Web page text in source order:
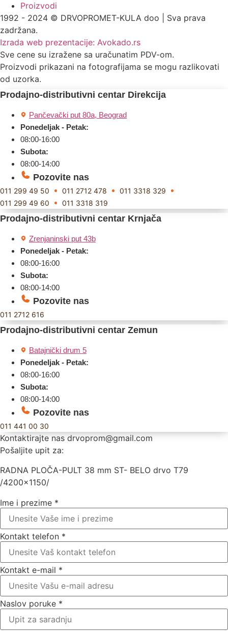
Proizvodi
1992 - 2024 © DRVOPROMET-KULA doo | Sva prava
zadržana.
Izrada web prezentacije: Avokado.rs
Sve cene su izražene sa uračunatim PDV-om.
Proizvodi prikazani na fotografijama se mogu razlikovati
od uzorka.
Prodajno-distributivni centar Direkcija
Pančevački put 80a, Beograd
Ponedeljak - Petak:
08:00-16:00
Subota:
08:00-14:00
Pozovite nas
011 299 49 50 011 2712 478
011 3318 329
011 299 49 60
011 3318 319
Prodajno-distributivni centar Krnjača
Zrenjaninski put 43b
Ponedeljak - Petak:
08:00-16:00
Subota:
08:00-14:00
Pozovite nas
011 2712 616
Prodajno-distributivni centar Zemun
Batajnički drum 5
Ponedeljak - Petak:
08:00-16:00
Subota:
08:00-14:00
Pozovite nas
011 441 00 30
Kontaktirajte nas drvoprom@gmail.com
Pošaljite upit za:
RADNA PLOČA-PULT 38 mm ST- BELO drvo T79
/4200×1150/
Ime i prezime *
Kontakt telefon *
Kontakt e-mail *
Naslov poruke *